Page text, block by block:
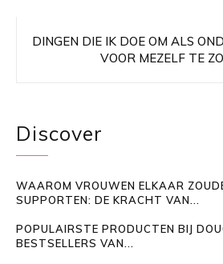
DINGEN DIE IK DOE OM ALS
VOOR MEZELF TE
Discover
WAAROM VROUWEN ELKAAR
SUPPORTEN: DE KRACHT VAN...
POPULAIRSTE PRODUCTEN BIJ
BESTSELLERS VAN...